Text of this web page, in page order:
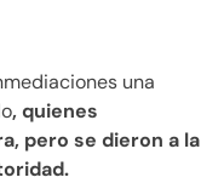
una
, quienes
pero se dieron a la